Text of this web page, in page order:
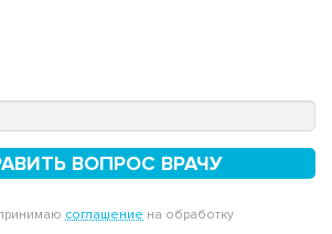
ВОПРОС ВРАЧУ
соглашение на обработку